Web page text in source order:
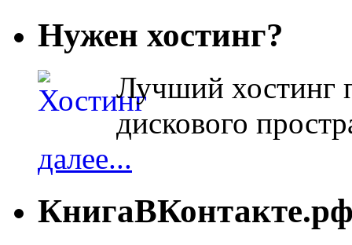
Нужен хостинг?
Лучший хостинг
дискового
далее...